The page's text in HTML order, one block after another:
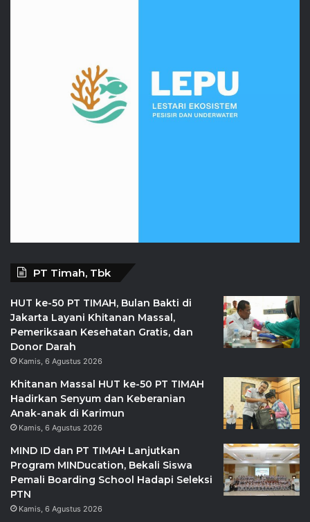
PT Timah, Tbk
HUT ke-50 PT TIMAH, Bulan Bakti di
Jakarta Layani Khitanan Massal,
Pemeriksaan Kesehatan Gratis, dan
Donor Darah
Kamis, 6 Agustus 2026
Khitanan Massal HUT ke-50 PT TIMAH
Hadirkan Senyum dan Keberanian
Anak-anak di Karimun
Kamis, 6 Agustus 2026
MIND ID dan PT TIMAH Lanjutkan
Program MINDucation, Bekali Siswa
Pemali Boarding School Hadapi Seleksi
PTN
Kamis, 6 Agustus 2026